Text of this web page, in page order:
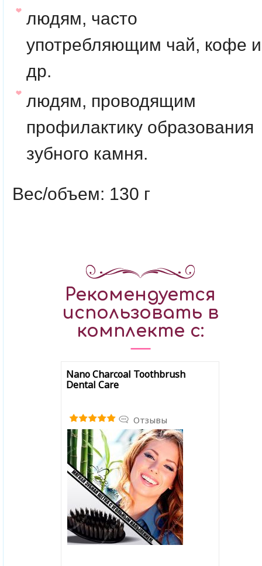
людям, часто
употребляющим чай, кофе и
др.
людям, проводящим
профилактику образования
зубного камня.
Вес/объем: 130 г
Рекомендуется
использовать в
комплекте с:
Nano Charcoal Toothbrush
Dental Care
Отзывы